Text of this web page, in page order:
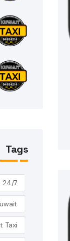
Tags
24/7 Taxi Kuwait
Taxi